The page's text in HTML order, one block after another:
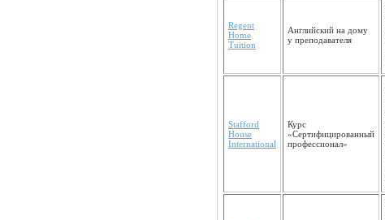
Regent
Home
Tuition
Английский на дому
у преподава­теля
Stafford
House
International
Курс
«Сертифицированный
профессионал»